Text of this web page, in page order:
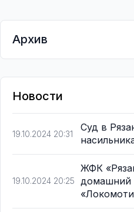
Архив
Новости
19.10.2024 20:31
Суд в
19.10.2024 20:25
ЖФК
домашний